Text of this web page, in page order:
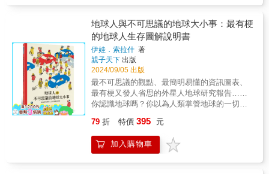
加分，更重要的是讓心靈茁壯、成長。在學
熱身醒腦；在家裡，不一定是早晨，任何時
段，每天不間斷、固定的家庭閱讀時間，也會
為全家累積生命中最豐美的記憶。【晨讀十分
鐘】系列特色 ★臺灣第一套針對「晨讀十分
鐘」運動策劃編選的讀物。 ★倚重不同領域
大師的人生及閱讀經驗進行選編，選文包羅各
種文類，觀點橫跨不同世代。 ★十分鐘內能
完整讀完的短篇故事，最能帶給孩子閱讀的自
浪、無邊的沙漠，到北極的極光，每一個角落
都有著無數的科學奧秘。 準備好了嗎？讓
我們一起出發，走進地球科學的奇妙世界，探
索大自然的60個有趣秘密吧！你一定會發現，
地球比你想像中的還要精彩和神奇！
地球人與不可思議的地球大小事：最有梗
的地球人生存圖解說明書
伊娃．索拉什 著
親子天下 出版
2024/09/05 出版
最不可思議的觀點、最簡明易懂的資訊圖表、
最有梗又發人省思的外星人地球研究報告……
你認識地球嗎？你以為人類掌管地球的一切事
究報告將顛覆你的想像！橫跨太空、歷史、動
物、植物、人種、文化發展、生物研究，全方
位的帶你認識地球大小事！天啊，竟然有外星
79 折 特價 395 元
加入購物車